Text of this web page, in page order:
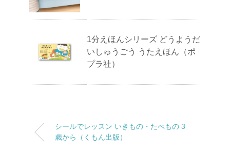
1分えほんシリーズ どうようだ
いしゅうごう うたえほん（ポ
プラ社）
シールでレッスン いきもの・たべもの 3
歳から（くもん出版）